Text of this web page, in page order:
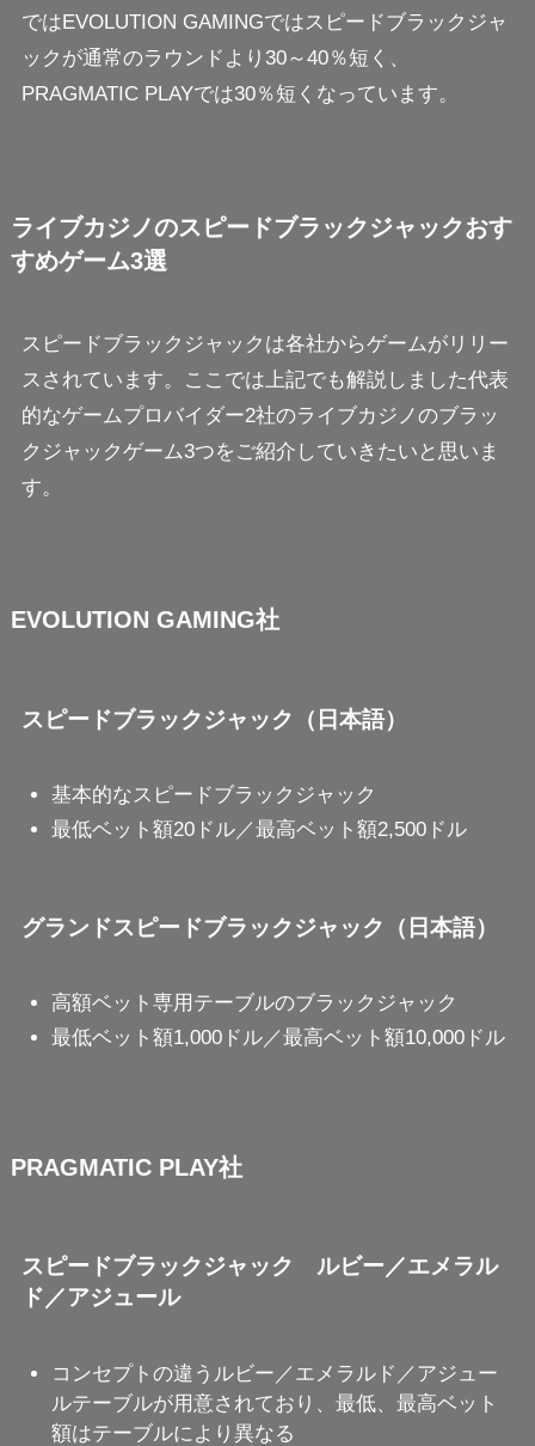
ではEVOLUTION GAMINGではスピードブラックジャ
ックが通常のラウンドより30～40％短く、
PRAGMATIC PLAYでは30％短くなっています。
ライブカジノのスピードブラックジャックおす
すめゲーム3選
スピードブラックジャックは各社からゲームがリリー
スされています。ここでは上記でも解説しました代表
的なゲームプロバイダー2社のライブカジノのブラッ
クジャックゲーム3つをご紹介していきたいと思いま
す。
EVOLUTION GAMING社
スピードブラックジャック（日本語）
基本的なスピードブラックジャック
最低ベット額20ドル／最高ベット額2,500ドル
グランドスピードブラックジャック（日本語）
高額ベット専用テーブルのブラックジャック
最低ベット額1,000ドル／最高ベット額10,000ドル
PRAGMATIC PLAY社
スピードブラックジャック ルビー／エメラル
ド／アジュール
コンセプトの違うルビー／エメラルド／アジュー
ルテーブルが用意されており、最低、最高ベット
額はテーブルにより異なる